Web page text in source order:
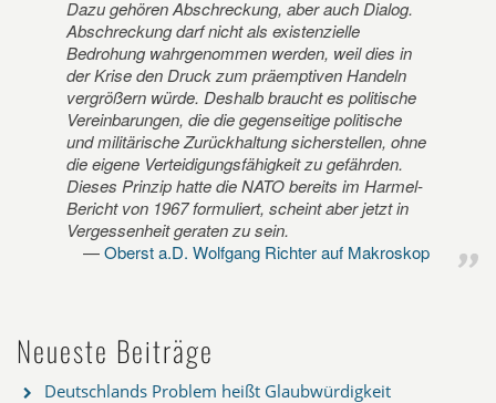
Dazu gehören Abschreckung, aber auch Dialog.
Abschreckung darf nicht als existenzielle
Bedrohung wahrgenommen werden, weil dies in
der Krise den Druck zum präemptiven Handeln
vergrößern würde. Deshalb braucht es politische
Vereinbarungen, die die gegenseitige politische
und militärische Zurückhaltung sicherstellen, ohne
die eigene Verteidigungsfähigkeit zu gefährden.
Dieses Prinzip hatte die NATO bereits im Harmel-
Bericht von 1967 formuliert, scheint aber jetzt in
Vergessenheit geraten zu sein.
Oberst a.D. Wolfgang Richter auf Makroskop
Neueste Beiträge
Deutschlands Problem heißt Glaubwürdigkeit